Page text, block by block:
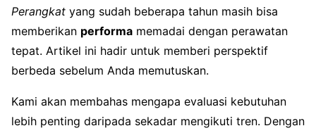
Perangkat yang sudah beberapa tahun masih bisa
memberikan performa memadai dengan perawatan
tepat. Artikel ini hadir untuk memberi perspektif
berbeda sebelum Anda memutuskan.
Kami akan membahas mengapa evaluasi kebutuhan
lebih penting daripada sekadar mengikuti tren. Dengan